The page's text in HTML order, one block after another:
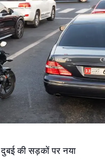
दुबई की सड़कों पर नया